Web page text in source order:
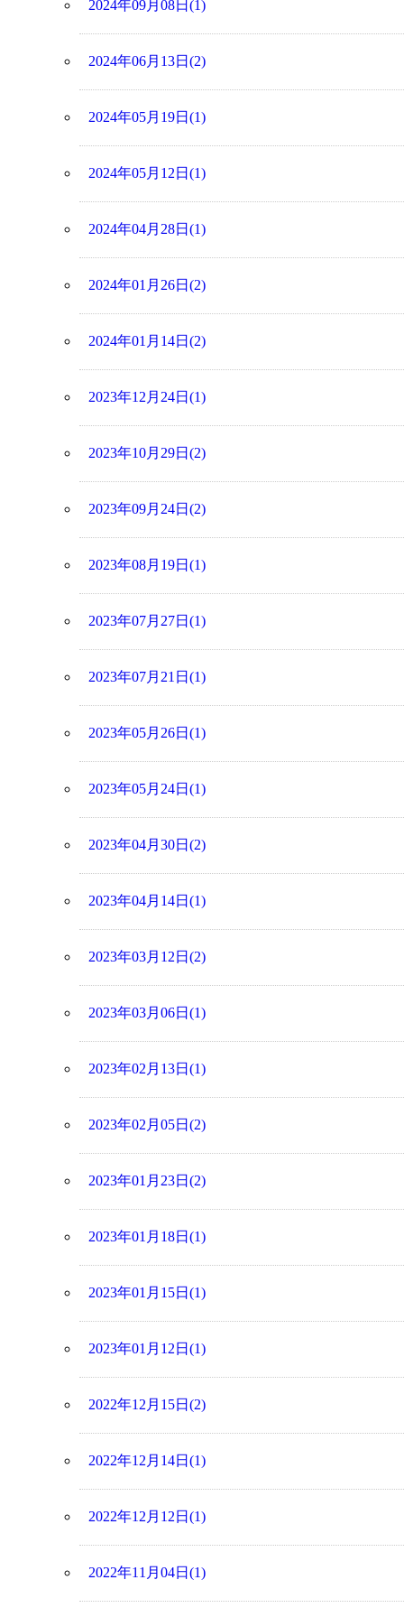
2024年09月08日(1)
2024年06月13日(2)
2024年05月19日(1)
2024年05月12日(1)
2024年04月28日(1)
2024年01月26日(2)
2024年01月14日(2)
2023年12月24日(1)
2023年10月29日(2)
2023年09月24日(2)
2023年08月19日(1)
2023年07月27日(1)
2023年07月21日(1)
2023年05月26日(1)
2023年05月24日(1)
2023年04月30日(2)
2023年04月14日(1)
2023年03月12日(2)
2023年03月06日(1)
2023年02月13日(1)
2023年02月05日(2)
2023年01月23日(2)
2023年01月18日(1)
2023年01月15日(1)
2023年01月12日(1)
2022年12月15日(2)
2022年12月14日(1)
2022年12月12日(1)
2022年11月04日(1)